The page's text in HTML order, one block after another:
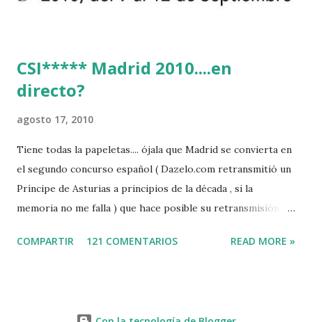
CSI***** Madrid 2010....en
directo?
agosto 17, 2010
Tiene todas la papeletas.... ójala que Madrid se convierta en
el segundo concurso español ( Dazelo.com retransmitió un
Príncipe de Asturias a principios de la década , si la
memoria no me falla ) que hace posible su retransmisión via
mundo mundial...
COMPARTIR 121 COMENTARIOS READ MORE »